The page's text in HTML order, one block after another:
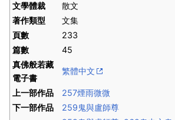
文學體裁
散文
著作類型
文集
頁數
233
篇數
45
真佛般若藏
電子書
繁體中文
上一部作品
257煙雨微微
下一部作品
259鬼與盧師尊